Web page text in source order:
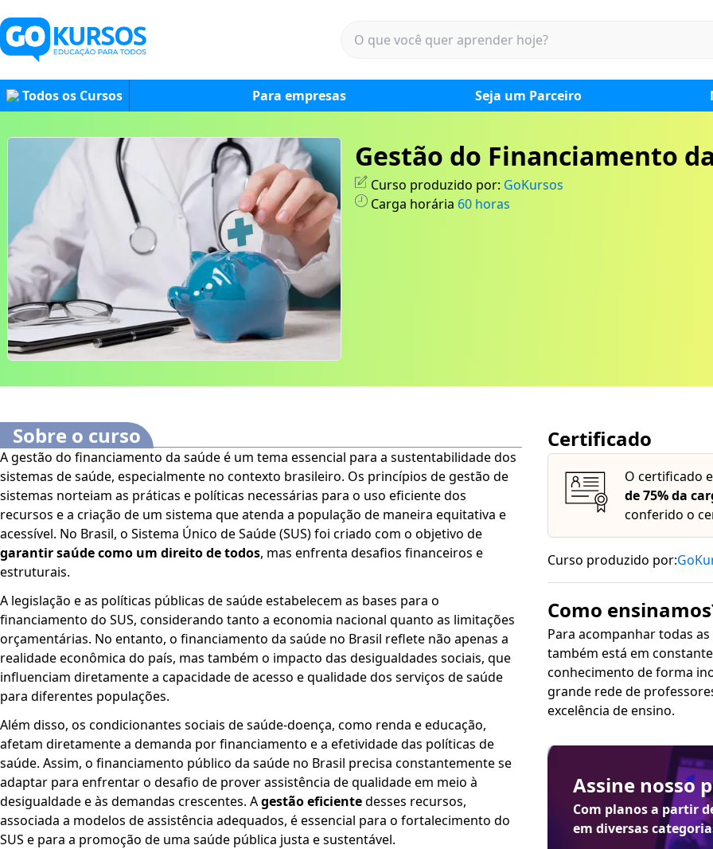
Todos os Cursos Para empresas Seja um Parceiro
Gestão do Financiamento
Curso produzido por: GoKursos
Carga horária 60horas
Sobre o curso
A gestão do financiamento da saúde é um tema essencial para a sustentabilidade dos
sistemas de saúde, especialmente no contexto brasileiro. Os princípios de gestão de
sistemas norteiam as práticas e políticas necessárias para o uso eficiente dos
recursos e a criação de um sistema que atenda a população de maneira equitativa e
acessível. No Brasil, o Sistema Único de Saúde (SUS) foi criado com o objetivo de
garantir saúde como um direito de todos, mas enfrenta desafios financeiros e
estruturais.
A legislação e as políticas públicas de saúde estabelecem as bases para o
financiamento do SUS, considerando tanto a economia nacional quanto as limitações
orçamentárias. No entanto, o financiamento da saúde no Brasil reflete não apenas a
realidade econômica do país, mas também o impacto das desigualdades sociais, que
influenciam diretamente a capacidade de acesso e qualidade dos serviços de saúde
para diferentes populações.
Além disso, os condicionantes sociais de saúde-doença, como renda e educação,
afetam diretamente a demanda por financiamento e a efetividade das políticas de
saúde. Assim, o financiamento público da saúde no Brasil precisa constantemente se
adaptar para enfrentar o desafio de prover assistência de qualidade em meio à
desigualdade e às demandas crescentes. Agestão eficientedesses recursos,
associada a modelos de assistência adequados, é essencial para o fortalecimento do
SUS e para a promoção de uma saúde pública justa e sustentável.
Certificado
O certificado
de 75% da
conferido o
Curso produzido por:
Como
Para acompanhar todas
também está em
conhecimento de forma inovadora,
grande rede de
excelência de ensino.
Assine nosso
Com planos a partir
em diversas